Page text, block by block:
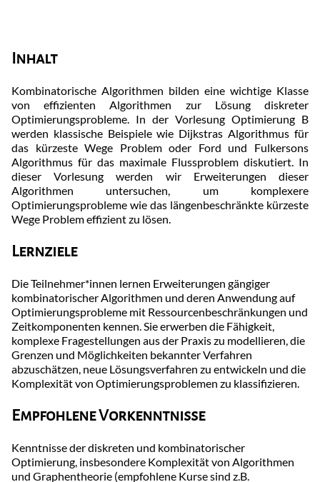
Inhalt
Kombinatorische Algorithmen bilden eine wichtige Klasse
von effizienten Algorithmen zur Lösung diskreter
Optimierungsprobleme. In der Vorlesung Optimierung B
werden klassische Beispiele wie Dijkstras Algorithmus für
das kürzeste Wege Problem oder Ford und Fulkersons
Algorithmus für das maximale Flussproblem diskutiert. In
dieser Vorlesung werden wir Erweiterungen dieser
Algorithmen untersuchen, um komplexere
Optimierungsprobleme wie das längenbeschränkte kürzeste
Wege Problem effizient zu lösen.
Lernziele
Die Teilnehmer*innen lernen Erweiterungen gängiger
kombinatorischer Algorithmen und deren Anwendung auf
Optimierungsprobleme mit Ressourcenbeschränkungen und
Zeitkomponenten kennen. Sie erwerben die Fähigkeit,
komplexe Fragestellungen aus der Praxis zu modellieren, die
Grenzen und Möglichkeiten bekannter Verfahren
abzuschätzen, neue Lösungsverfahren zu entwickeln und die
Komplexität von Optimierungsproblemen zu klassifizieren.
Empfohlene Vorkenntnisse
Kenntnisse der diskreten und kombinatorischer
Optimierung, insbesondere Komplexität von Algorithmen
und Graphentheorie (empfohlene Kurse sind z.B.